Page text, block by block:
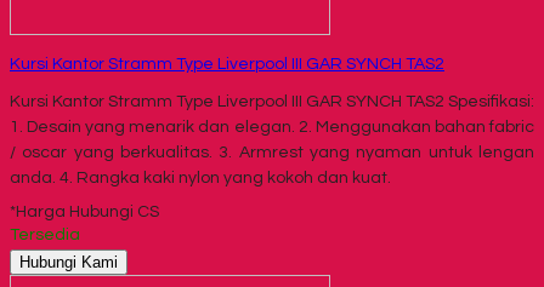
Kursi Kantor Stramm Type Liverpool III GAR SYNCH TAS2
Kursi Kantor Stramm Type Liverpool III GAR SYNCH TAS2 Spesifikasi:
1. Desain yang menarik dan elegan. 2. Menggunakan bahan fabric
/ oscar yang berkualitas. 3. Armrest yang nyaman untuk lengan
anda. 4. Rangka kaki nylon yang kokoh dan kuat.
*Harga Hubungi CS
Tersedia
Hubungi Kami